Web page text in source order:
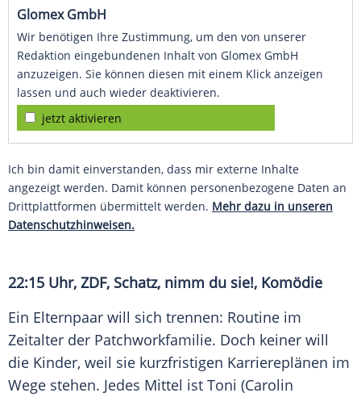
Glomex GmbH
Wir benötigen Ihre Zustimmung, um den von unserer
Redaktion eingebundenen Inhalt von Glomex GmbH
anzuzeigen. Sie können diesen mit einem Klick anzeigen
lassen und auch wieder deaktivieren.
jetzt aktivieren
Ich bin damit einverstanden, dass mir externe Inhalte
angezeigt werden. Damit können personenbezogene Daten an
Drittplattformen übermittelt werden. Mehr dazu in unseren
Datenschutzhinweisen.
22:15 Uhr, ZDF, Schatz, nimm du sie!, Komödie
Ein Elternpaar will sich trennen: Routine im
Zeitalter der Patchworkfamilie. Doch keiner will
die Kinder, weil sie kurzfristigen Karriereplänen im
Wege stehen. Jedes Mittel ist Toni (Carolin